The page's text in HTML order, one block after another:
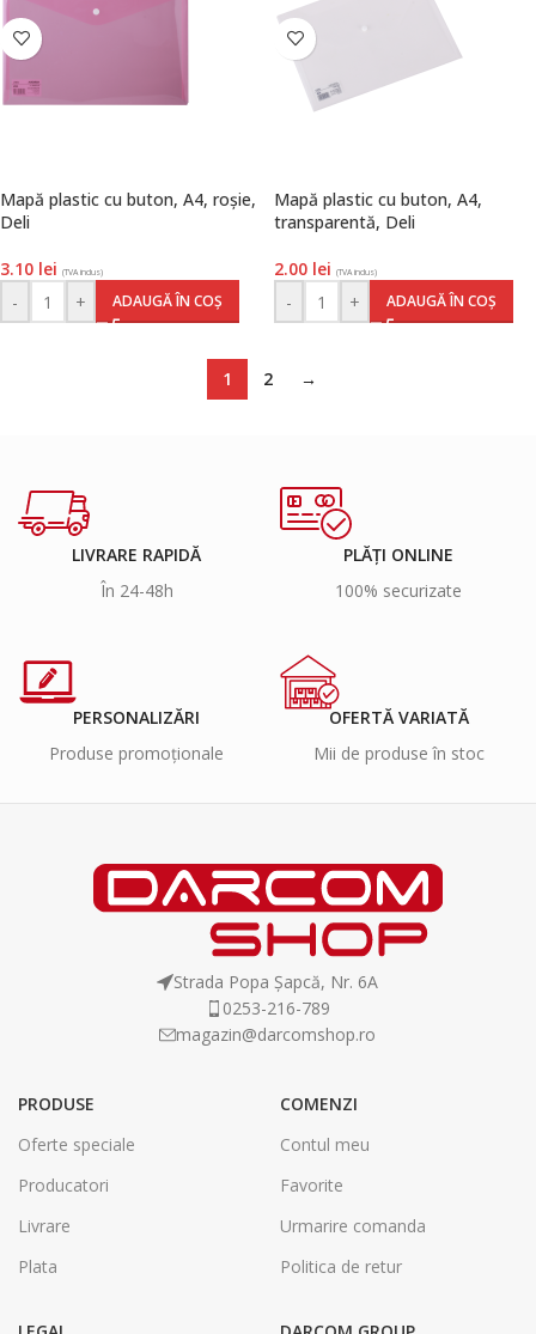
Mapă plastic cu buton, A4, roșie,
Deli
3.10 lei (TVA inclus)
- + ADAUGĂ ÎN COȘ
Mapă plastic cu buton, A4,
transparentă, Deli
2.00 lei (TVA inclus)
- + ADAUGĂ ÎN COȘ
1 2 →
LIVRARE RAPIDĂ
În 24-48h
PLĂȚI ONLINE
100% securizate
PERSONALIZĂRI
Produse promoționale
OFERTĂ VARIATĂ
Mii de produse în stoc
Strada Popa Șapcă, Nr. 6A
0253-216-789
magazin@darcomshop.ro
PRODUSE
Oferte speciale
Producatori
Livrare
Plata
COMENZI
Contul meu
Favorite
Urmarire comanda
Politica de retur